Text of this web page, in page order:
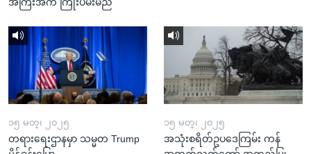
၁၅ မတ္၊ ၂၀၂၅
တရားရေးဌာနမှာ သမ္မတ Trump
၁၅ မတ္၊ ၂၀၂၅
အသုံးစရိတ်ဥပဒေကြမ်း ကန်